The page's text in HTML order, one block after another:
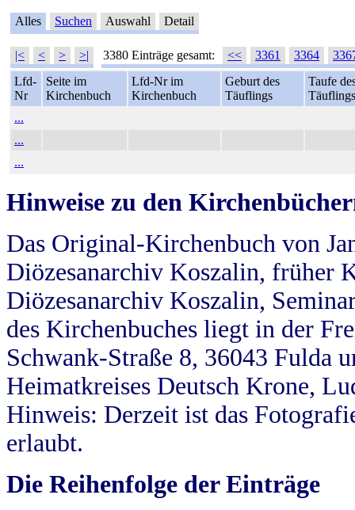
Alles Suchen Auswahl Detail
|< < > >| 3380 Einträge gesamt: << 3361 3364
Lfd-
Nr
Seite im
Kirchenbuch
Lfd-Nr im
Kirchenbuch
Geburt des
Täuflings
Taufe
Täuflings
...
...
...
Hinweise zu den
Das Original-Kirchenbuch von
Diözesanarchiv Koszalin, früher
Diözesanarchiv Koszalin,
des Kirchenbuches liegt in der
Schwank-Straße 8, 36043 Fulda
Heimatkreises Deutsch Krone,
Hinweis: Derzeit ist das
erlaubt.
Die Reihenfolge der Einträge